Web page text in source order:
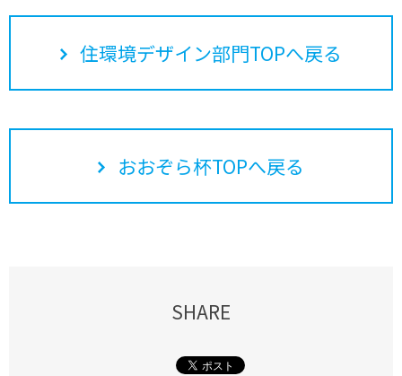
住環境デザイン部門TOPへ戻る
おおぞら杯TOPへ戻る
SHARE